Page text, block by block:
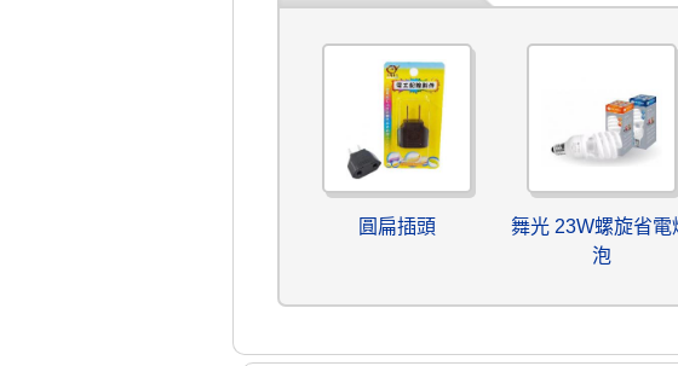
圓扁插頭
舞光 23W螺旋省電
泡